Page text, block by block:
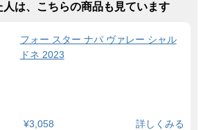
人は、こちらの商品も見ています
フォー スター ナパ ヴァレー シャル
ドネ 2023
¥3,058 詳しくみる